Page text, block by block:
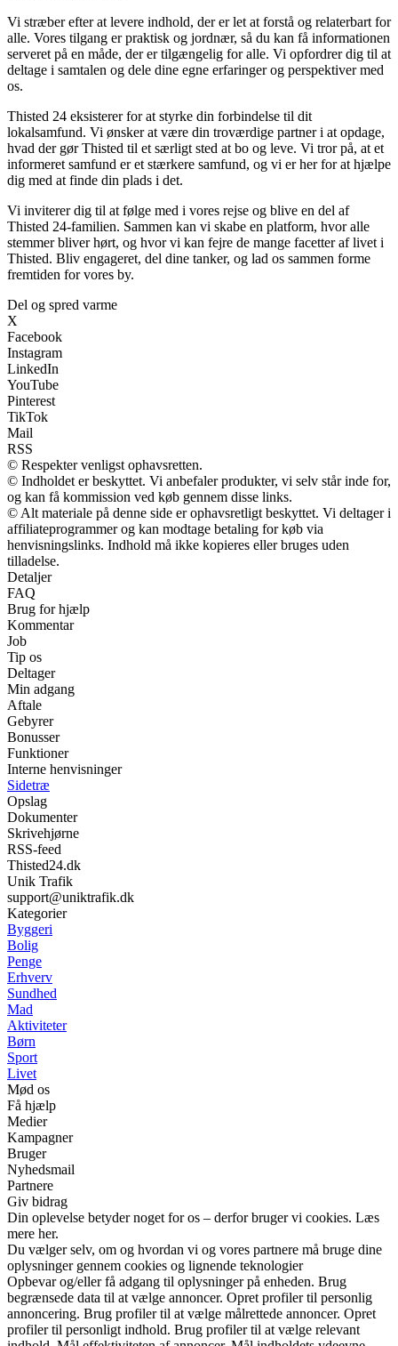
Vi stræber efter at levere indhold, der er let at forstå og relaterbart for
alle. Vores tilgang er praktisk og jordnær, så du kan få informationen
serveret på en måde, der er tilgængelig for alle. Vi opfordrer dig til at
deltage i samtalen og dele dine egne erfaringer og perspektiver med
os.
Thisted 24 eksisterer for at styrke din forbindelse til dit
lokalsamfund. Vi ønsker at være din troværdige partner i at opdage,
hvad der gør Thisted til et særligt sted at bo og leve. Vi tror på, at et
informeret samfund er et stærkere samfund, og vi er her for at hjælpe
dig med at finde din plads i det.
Vi inviterer dig til at følge med i vores rejse og blive en del af
Thisted 24-familien. Sammen kan vi skabe en platform, hvor alle
stemmer bliver hørt, og hvor vi kan fejre de mange facetter af livet i
Thisted. Bliv engageret, del dine tanker, og lad os sammen forme
fremtiden for vores by.
Del og spred varme
X
Facebook
Instagram
LinkedIn
YouTube
Pinterest
TikTok
Mail
RSS
© Respekter venligst ophavsretten.
© Indholdet er beskyttet. Vi anbefaler produkter, vi selv står inde for,
og kan få kommission ved køb gennem disse links.
© Alt materiale på denne side er ophavsretligt beskyttet. Vi deltager i
affiliateprogrammer og kan modtage betaling for køb via
henvisningslinks. Indhold må ikke kopieres eller bruges uden
tilladelse.
Detaljer
FAQ
Brug for hjælp
Kommentar
Job
Tip os
Deltager
Min adgang
Aftale
Gebyrer
Bonusser
Funktioner
Interne henvisninger
Sidetræ
Opslag
Dokumenter
Skrivehjørne
RSS-feed
Thisted24.dk
Unik Trafik
support@uniktrafik.dk
Kategorier
Byggeri
Bolig
Penge
Erhverv
Sundhed
Mad
Aktiviteter
Børn
Sport
Livet
Mød os
Få hjælp
Medier
Kampagner
Bruger
Nyhedsmail
Partnere
Giv bidrag
Din oplevelse betyder noget for os – derfor bruger vi cookies. Læs
mere her.
Du vælger selv, om og hvordan vi og vores partnere må bruge dine
oplysninger gennem cookies og lignende teknologier
Opbevar og/eller få adgang til oplysninger på enheden. Brug
begrænsede data til at vælge annoncer. Opret profiler til personlig
annoncering. Brug profiler til at vælge målrettede annoncer. Opret
profiler til personligt indhold. Brug profiler til at vælge relevant